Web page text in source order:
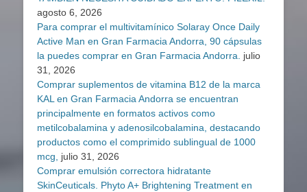
agosto 6, 2026
Para comprar el multivitamínico Solaray Once Daily
Active Man en Gran Farmacia Andorra, 90 cápsulas
la puedes comprar en Gran Farmacia Andorra. julio
31, 2026
Comprar suplementos de vitamina B12 de la marca
KAL en Gran Farmacia Andorra se encuentran
principalmente en formatos activos como
metilcobalamina y adenosilcobalamina, destacando
productos como el comprimido sublingual de 1000
mcg, julio 31, 2026
Comprar emulsión correctora hidratante
SkinCeuticals. Phyto A+ Brightening Treatment en